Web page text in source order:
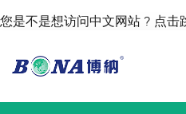
您是不是想访问中文网站 ? 点击